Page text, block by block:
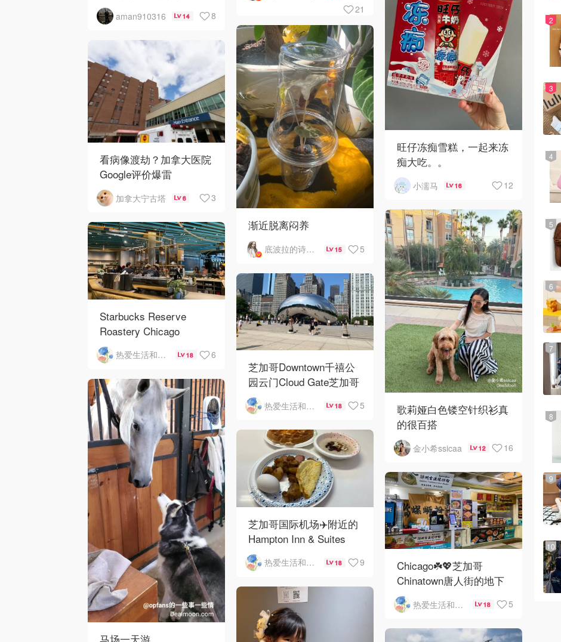
aman910316 14 8
21
旺仔冻痴雪糕，一起来冻
痴大吃。。
小濡马 16 12
渐近脱离闷养
底波拉的诗与歌 15 5
看病像渡劫？加拿大医院
Google评价爆雷
加拿大宁古塔 6 3
歌莉娅白色镂空针织衫真
的很百搭
金小希ssicaa 12 16
Starbucks Reserve
Roastery Chicago
热爱生活和自由的轻舞飞扬 18 6
芝加哥Downtown千禧公
园云门Cloud Gate芝加哥
河街景❤️鳞次栉比的高楼
热爱生活和自由的轻舞飞扬 18 5
马场一天游
芝加哥国际机场✈️附近的
Hampton Inn & Suites
Rosemont Chicago
O'Hare自助早餐
热爱生活和自由的轻舞飞扬 18 9
Chicago☘️💖芝加哥
Chinatown唐人街的地下
mini小美食城
热爱生活和自由的轻舞飞扬 18 5